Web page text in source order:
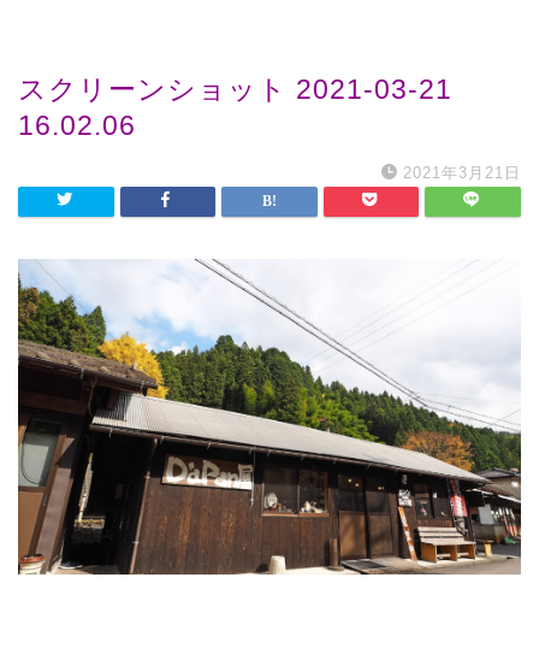
スクリーンショット 2021-03-21
16.02.06
2021年3月21日